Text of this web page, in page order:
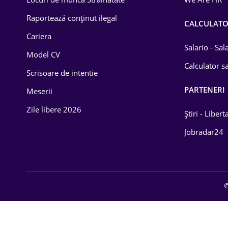
Educație / Training
Energetică
Farma
Raportează conținut ilegal
Cariera
Model CV
Scrisoare de intentie
Meserii
Zile libere 2026
Salario -
Calculator
PARTENERI
Știri -
Jobradar24